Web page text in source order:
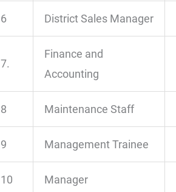
6 District Sales Manager
7.
Finance and
Accounting
8 Maintenance Staff
9 Management Trainee
10 Manager